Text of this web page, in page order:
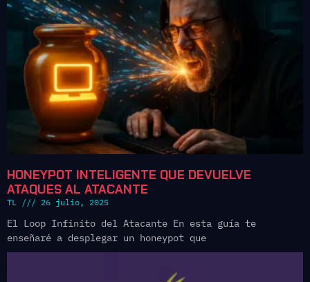
HONEYPOT INTELIGENTE QUE DEVUELVE
ATAQUES AL ATACANTE
TL 26 julio, 2025
El Loop Infinito del Atacante En esta guía te
enseñaré a desplegar un honeypot que